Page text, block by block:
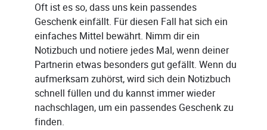
Oft ist es so, dass uns kein passendes
Geschenk einfällt. Für diesen Fall hat sich ein
einfaches Mittel bewährt. Nimm dir ein
Notizbuch und notiere jedes Mal, wenn deiner
Partnerin etwas besonders gut gefällt. Wenn du
aufmerksam zuhörst, wird sich dein Notizbuch
schnell füllen und du kannst immer wieder
nachschlagen, um ein passendes Geschenk zu
finden.